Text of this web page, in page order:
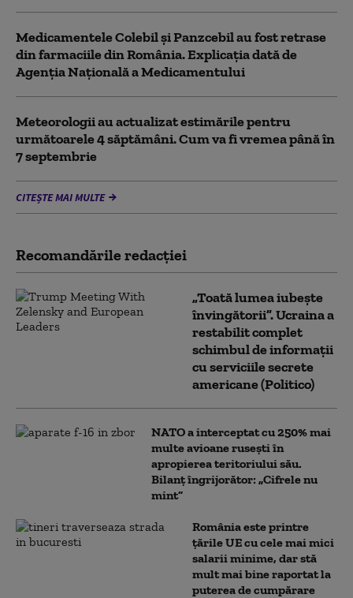
Medicamentele Colebil și Panzcebil au fost retrase
din farmaciile din România. Explicația dată de
Agenția Națională a Medicamentului
Meteorologii au actualizat estimările pentru
următoarele 4 săptămâni. Cum va fi vremea până în
7 septembrie
CITEȘTE MAI MULTE
Recomandările redacţiei
„Toată lumea iubește
învingătorii”. Ucraina a
restabilit complet
schimbul de informații
cu serviciile secrete
americane (Politico)
NATO a interceptat cu 250% mai
multe avioane rusești în
apropierea teritoriului său.
Bilanț îngrijorător: „Cifrele nu
mint”
România este printre
țările UE cu cele mai mici
salarii minime, dar stă
mult mai bine raportat la
puterea de cumpărare